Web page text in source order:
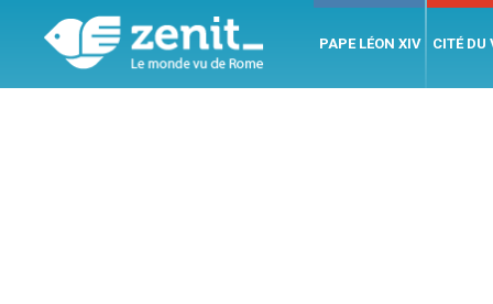
PAPE LÉON XIV CITÉ DU